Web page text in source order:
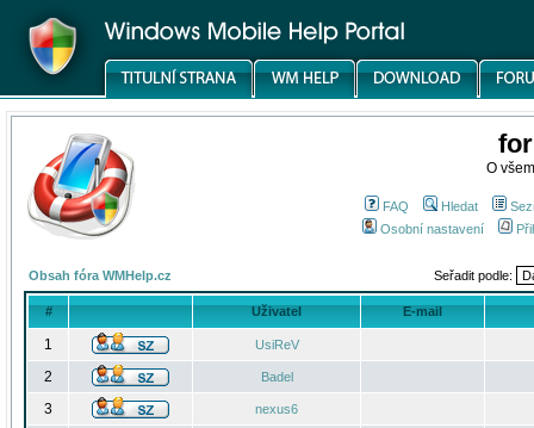
O
FAQ Hledat
Osobní nastavení
Obsah fóra WMHelp.cz Seřadit podle:
# Uživatel E-mail
1 UsiReV
2 Badel
3 nexus6